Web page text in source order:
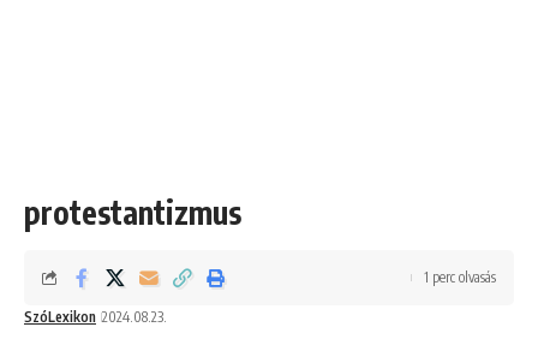
protestantizmus
SzóLexikon 2024.08.23.
1 perc olvasás